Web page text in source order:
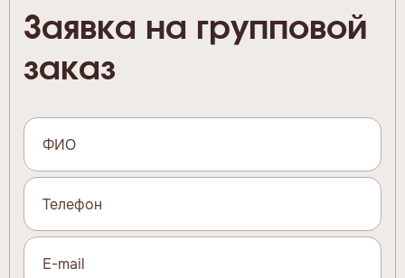
Заявка на групповой
заказ